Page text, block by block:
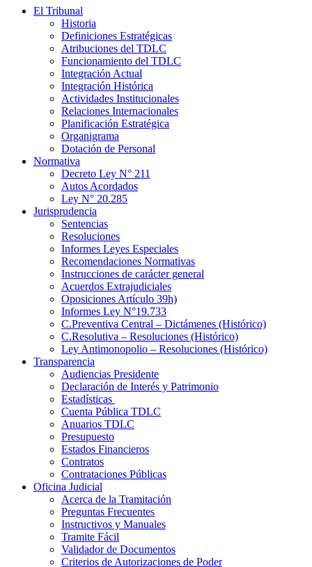
El Tribunal
Historia
Definiciones Estratégicas
Atribuciones del TDLC
Funcionamiento del TDLC
Integración Actual
Integración Histórica
Actividades Institucionales
Relaciones Internacionales
Planificación Estratégica
Organigrama
Dotación de Personal
Normativa
Decreto Ley N° 211
Autos Acordados
Ley N° 20.285
Jurisprudencia
Sentencias
Resoluciones
Informes Leyes Especiales
Recomendaciones Normativas
Instrucciones de carácter general
Acuerdos Extrajudiciales
Oposiciones Artículo 39h)
Informes Ley N°19.733
C.Preventiva Central – Dictámenes (Histórico)
C.Resolutiva – Resoluciones (Histórico)
Ley Antimonopolio – Resoluciones (Histórico)
Transparencia
Audiencias Presidente
Declaración de Interés y Patrimonio
Estadísticas
Cuenta Pública TDLC
Anuarios TDLC
Presupuesto
Estados Financieros
Contratos
Contrataciones Públicas
Oficina Judicial
Acerca de la Tramitación
Preguntas Frecuentes
Instructivos y Manuales
Tramite Fácil
Validador de Documentos
Criterios de Autorizaciones de Poder